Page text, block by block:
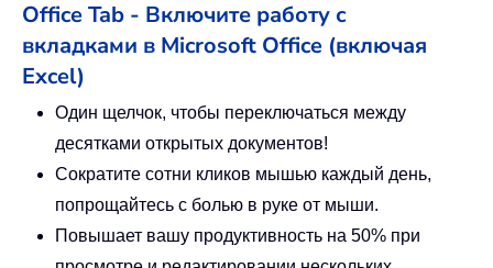
Office Tab - Включите работу с
вкладками в Microsoft Office (включая
Excel)
Один щелчок, чтобы переключаться между
десятками открытых документов!
Сократите сотни кликов мышью каждый день,
попрощайтесь с болью в руке от мыши.
Повышает вашу продуктивность на 50% при